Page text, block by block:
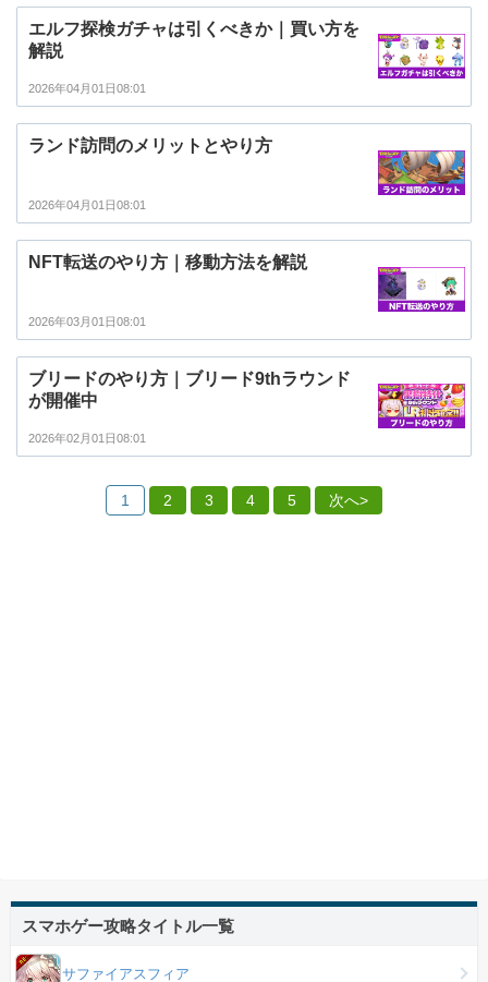
エルフ探検ガチャは引くべきか｜買い方を
解説
2026年04月01日08:01
ランド訪問のメリットとやり方
2026年04月01日08:01
NFT転送のやり方｜移動方法を解説
2026年03月01日08:01
ブリードのやり方｜ブリード9thラウンド
が開催中
2026年02月01日08:01
1 2 3 4 5 次へ>
スマホゲー攻略タイトル一覧
サファイアスフィア